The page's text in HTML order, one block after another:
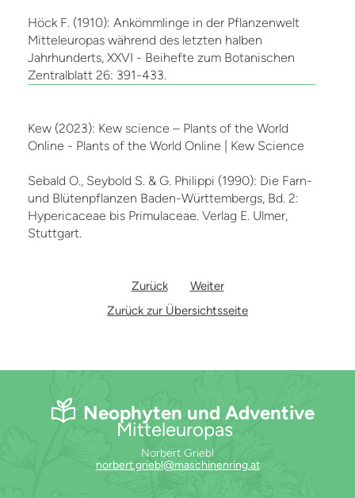
Höck F. (1910): Ankömmlinge in der Pflanzenwelt
Mitteleuropas während des letzten halben
Jahrhunderts, XXVI - Beihefte zum Botanischen
Zentralblatt 26: 391-433.
Kew (2023): Kew science – Plants of the World
Online - Plants of the World Online | Kew Science
Sebald O., Seybold S. & G. Philippi (1990): Die Farn-
und Blütenpflanzen Baden-Württembergs, Bd. 2:
Hypericaceae bis Primulaceae. Verlag E. Ulmer,
Stuttgart.
Zurück
Weiter
Zurück zur Übersichtsseite
Neophyten und Adventive
Mitteleuropas
Norbert Griebl
norbert.griebl@maschinenring.at